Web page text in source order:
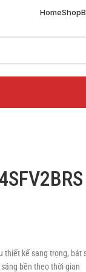
HomeShop
thiết kế sang trọng,
bền theo thời gian